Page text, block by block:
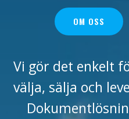
OM OSS
Vi gör det enkelt
välja, sälja och